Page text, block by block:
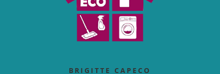
BRIGITTE CAPECO